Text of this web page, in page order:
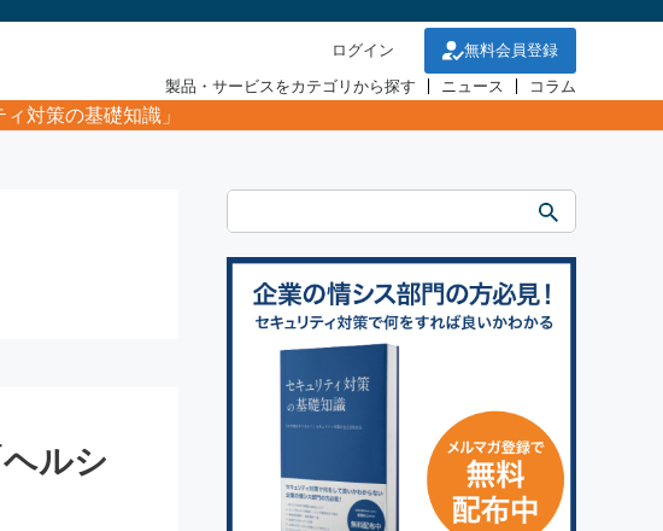
ログイン
無料会員登録
製品・サービスをカテゴリから探す
ニュース コラム
対策の基礎知識」
ルシ